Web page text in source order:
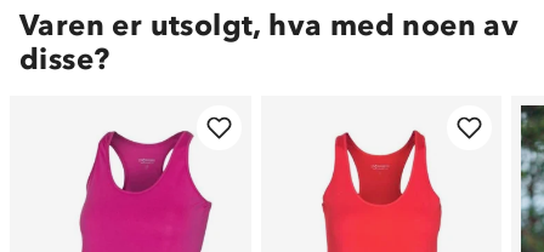
Varen er utsolgt, hva med noen av
disse?